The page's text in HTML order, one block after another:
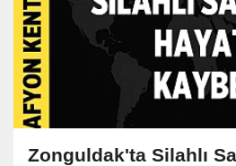
Zonguldak'ta Silahlı